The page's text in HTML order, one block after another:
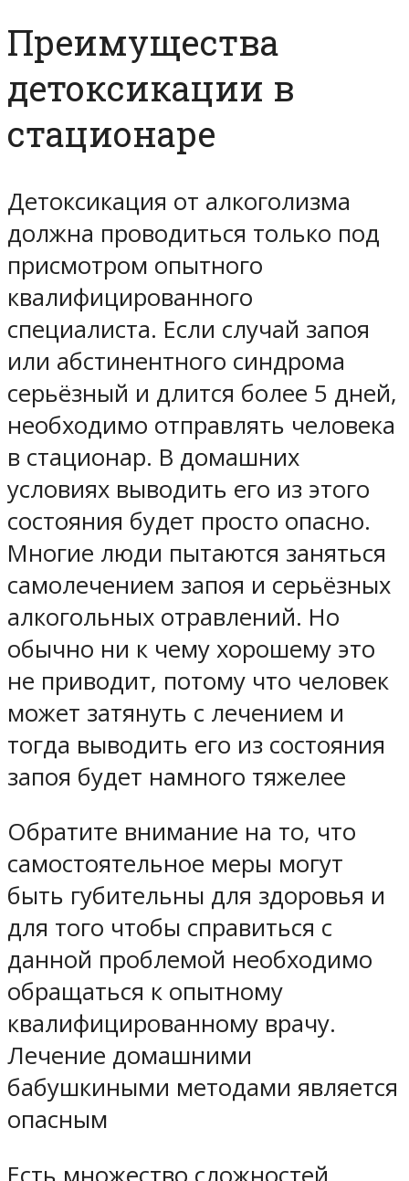
Преимущества
детоксикации в
стационаре
Детоксикация от алкоголизма
должна проводиться только под
присмотром опытного
квалифицированного
специалиста. Если случай запоя
или абстинентного синдрома
серьёзный и длится более 5 дней,
необходимо отправлять человека
в стационар. В домашних
условиях выводить его из этого
состояния будет просто опасно.
Многие люди пытаются заняться
самолечением запоя и серьёзных
алкогольных отравлений. Но
обычно ни к чему хорошему это
не приводит, потому что человек
может затянуть с лечением и
тогда выводить его из состояния
запоя будет намного тяжелее
Обратите внимание на то, что
самостоятельное меры могут
быть губительны для здоровья и
для того чтобы справиться с
данной проблемой необходимо
обращаться к опытному
квалифицированному врачу.
Лечение домашними
бабушкиными методами является
опасным